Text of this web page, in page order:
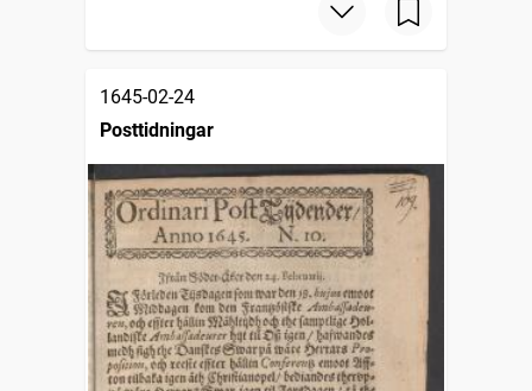
1645-02-24
Posttidningar